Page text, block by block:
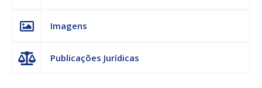
Imagens
Publicações Jurídicas